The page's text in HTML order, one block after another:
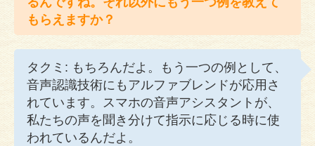
もらえますか？
タクミ: もちろんだよ。もう一つの例として、
音声認識技術にもアルファブレンドが応用さ
れています。スマホの音声アシスタントが、
私たちの声を聞き分けて指示に応じる時に使
われているんだよ。